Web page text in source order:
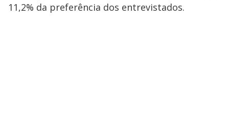
11,2% da preferência dos entrevistados.